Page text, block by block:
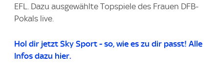
EFL. Dazu ausgewählte Topspiele des Frauen DFB-
Pokals live.
Hol dir jetzt Sky Sport - so, wie es zu dir passt! Alle
Infos dazu hier.